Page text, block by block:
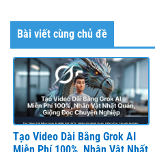
Bài viết cùng chủ đề
Tạo Video Dài Bằng Grok AI
Miễn Phí 100%, Nhân Vật Nhất